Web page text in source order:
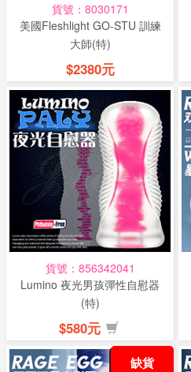
貨號：8030171
美國Fleshlight GO-STU 訓練
大師(特)
$2380元
貨號：856342041
Lumino 夜光男孩彈性自慰器
(特)
$580元
缺貨